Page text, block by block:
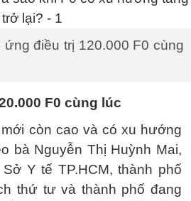
ứng điều trị 120.000 F0 cùng
F0 cùng lúc
còn cao và có xu hướng
bà Nguyễn Thị Huỳnh Mai,
Y tế TP.HCM, thành phố
thứ tư và thành phố đang